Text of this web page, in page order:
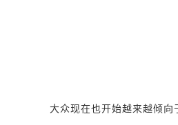
大众现在也开始越来越倾向